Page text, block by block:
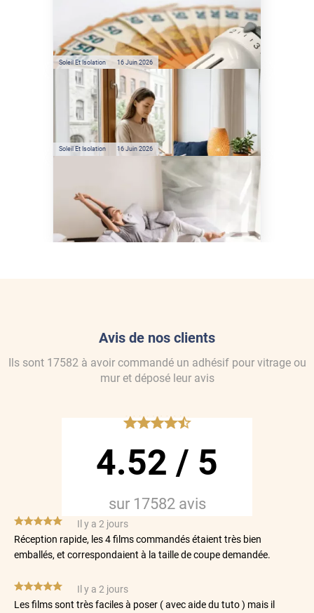
Film anti-chaleur : quelles
sont les économies d’énergie
réelles ?
Soleil Et Isolation 16 Juin 2026
Préservez votre logement de
la chaleur : les conseils de
Jamy de C'est Pas Sorcier
Soleil Et Isolation 16 Juin 2026
Comment protéger sa
maison de la chaleur sans
climatisation ?
Avis de nos clients
Ils sont 17582à avoir commandé un adhésif pour vitrage ou
muret déposé leur avis
*****
4.52 / 5
sur 17582avis
*****
Réception rapide, les 4 films commandés étaient très bien
emballés, et correspondaient à la taille de coupe demandée.
Il y a 2 jours
*****
Les films sont très faciles à poser ( avec aide du tuto ) mais il
Il y a 2 jours